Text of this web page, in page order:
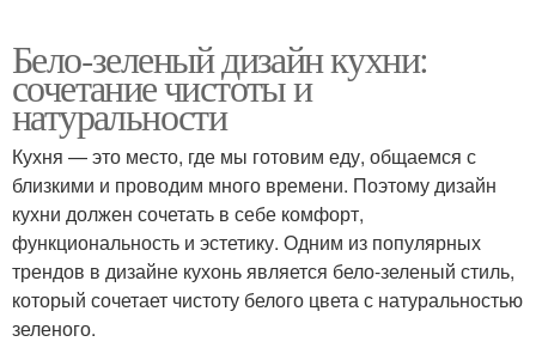
Бело-зеленый дизайн кухни:
сочетание чистоты и
натуральности
Кухня — это место, где мы готовим еду, общаемся с
близкими и проводим много времени. Поэтому дизайн
кухни должен сочетать в себе комфорт,
функциональность и эстетику. Одним из популярных
трендов в дизайне кухонь является бело-зеленый стиль,
который сочетает чистоту белого цвета с натуральностью
зеленого.